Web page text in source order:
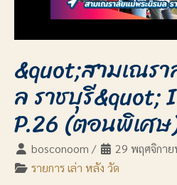
&quot;สามเณร
ล ราชบุรี&quot;
P.26 (ตอนพิเศ
bosconoom / 29 พฤศจิกา
รายการ เล่า หลัง วัด